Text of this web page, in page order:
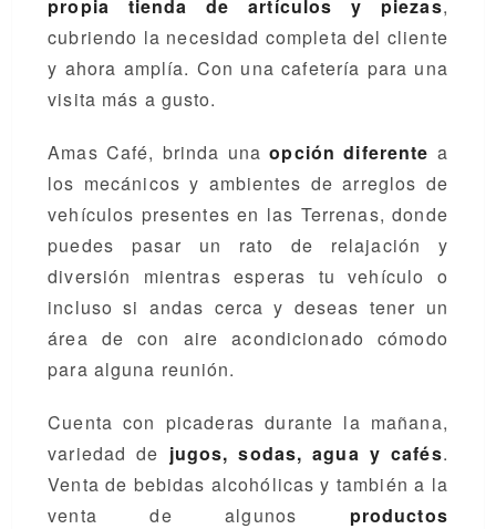
propia tienda de artículos y piezas,
cubriendo la necesidad completa del cliente
y ahora amplía. Con una cafetería para una
visita más a gusto.
Amas Café, brinda una opción diferente a
los mecánicos y ambientes de arreglos de
vehículos presentes en las Terrenas, donde
puedes pasar un rato de relajación y
diversión mientras esperas tu vehículo o
incluso si andas cerca y deseas tener un
área de con aire acondicionado cómodo
para alguna reunión.
Cuenta con picaderas durante la mañana,
variedad de jugos, sodas, agua y cafés.
Venta de bebidas alcohólicas y también a la
venta de algunos productos